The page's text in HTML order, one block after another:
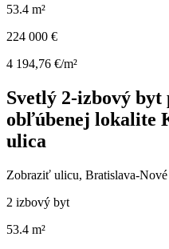
53.4 m²
224 000 €
4 194,76 €/m²
Svetlý 2-izbový
obľúbenej lokalite
ulica
Zobraziť ulicu, Bratislava-
2 izbový byt
53.4 m²